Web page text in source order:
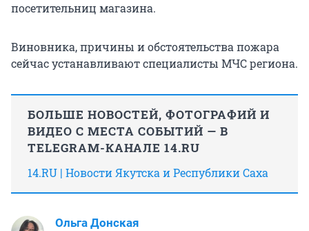
посетительниц магазина.
Виновника, причины и обстоятельства пожара
сейчас устанавливают специалисты МЧС региона.
БОЛЬШЕ НОВОСТЕЙ, ФОТОГРАФИЙ И
ВИДЕО С МЕСТА СОБЫТИЙ — В
TELEGRAM-КАНАЛЕ 14.RU
14.RU | Новости Якутска и Республики Саха
Ольга Донская